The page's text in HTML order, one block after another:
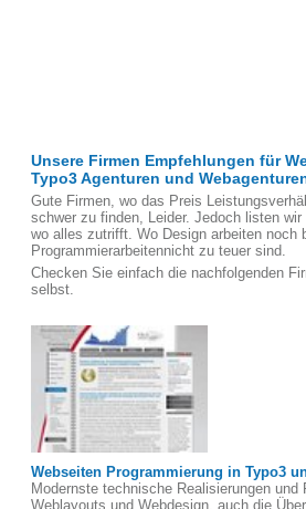
Unsere Firmen Empfehlungen für
Typo3 Agenturen und
Gute Firmen, wo das Preis
schwer zu finden, Leider. Jedoch listen
wo alles zutrifft. Wo Design arbeiten noch
Programmierarbeitennicht zu teuer sind.
Checken Sie einfach die nachfolgenden
selbst.
Webseiten Programmierung in Typo3
Modernste technische Realisierungen und
Weblayouts und Webdesign, auch die